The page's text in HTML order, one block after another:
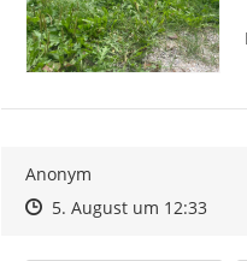
Anonym
Zeitpunkt des Erstellens
Zeitpunkt des Erstellens
5. August um 12:33Zur